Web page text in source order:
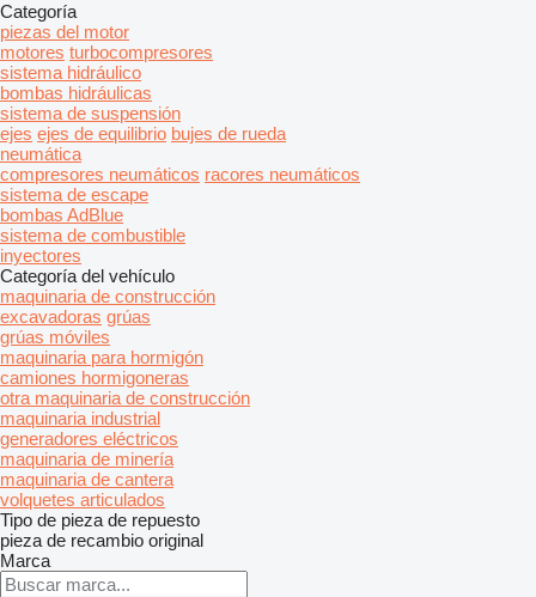
Categoría
piezas del motor
motores turbocompresores
sistema hidráulico
bombas hidráulicas
sistema de suspensión
ejes ejes de equilibrio bujes de rueda
neumática
compresores neumáticos racores neumáticos
sistema de escape
bombas AdBlue
sistema de combustible
inyectores
Categoría del vehículo
maquinaria de construcción
excavadoras grúas
grúas móviles
maquinaria para hormigón
camiones hormigoneras
otra maquinaria de construcción
maquinaria industrial
generadores eléctricos
maquinaria de minería
maquinaria de cantera
volquetes articulados
Tipo de pieza de repuesto
pieza de recambio original
Marca